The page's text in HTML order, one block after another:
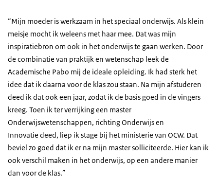
“Mijn moeder is werkzaam in het speciaal onderwijs. Als klein
meisje mocht ik weleens met haar mee. Dat was mijn
inspiratiebron om ook in het onderwijs te gaan werken. Door
de combinatie van praktijk en wetenschap leek de
Academische Pabo mij de ideale opleiding. Ik had sterk het
idee dat ik daarna voor de klas zou staan. Na mijn afstuderen
deed ik dat ook een jaar, zodat ik de basis goed in de vingers
kreeg. Toen ik ter verrijking een master
Onderwijswetenschappen, richting Onderwijs en
Innovatie deed, liep ik stage bij het ministerie van OCW. Dat
beviel zo goed dat ik er na mijn master solliciteerde. Hier kan ik
ook verschil maken in het onderwijs, op een andere manier
dan voor de klas.”